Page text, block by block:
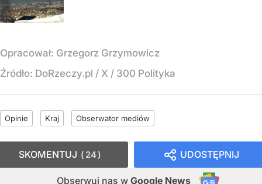
Opracował: Grzegorz Grzymowicz
Źródło: DoRzeczy.pl / X / 300 Polityka
Opinie Kraj Obserwator mediów
UDOSTĘPNIJ
Obserwuj nas w Google News
SKOMENTUJ 24